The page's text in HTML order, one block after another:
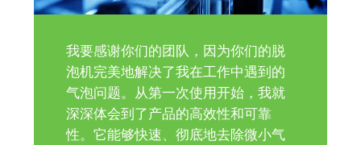
我要感谢你们的团队，因为你们的脱
泡机完美地解决了我在工作中遇到的
气泡问题。从第一次使用开始，我就
深深体会到了产品的高效性和可靠
性。它能够快速、彻底地去除微小气